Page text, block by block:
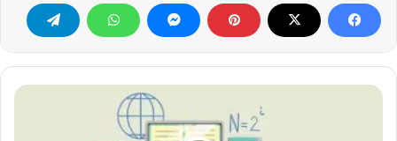
Informatique